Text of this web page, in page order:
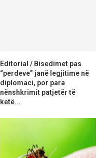
Editorial / Bisedimet pas
“perdeve” janë legjitime në
diplomaci, por para
nënshkrimit patjetër të
ketë...